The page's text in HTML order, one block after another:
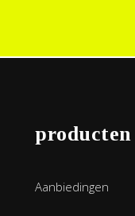
producten
Aanbiedingen